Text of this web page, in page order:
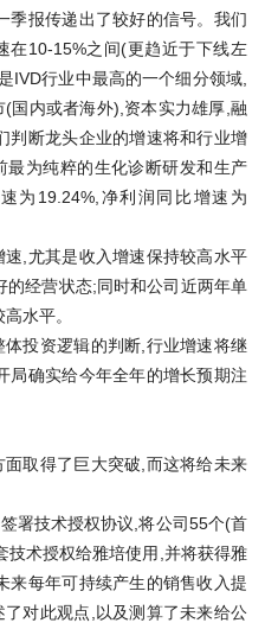
报传递出了较好的信号。我们
在10-15%之间(更趋近于下线左
IVD行业中最高的一个细分领域,
国内或者海外),资本实力雄厚,融
判断龙头企业的增速将和行业增
最为纯粹的生化诊断研发和生产
为19.24%,净利润同比增速为
,尤其是收入增速保持较高水平
经营状态;同时和公司近两年单
水平。
投资逻辑的判断,行业增速将继
局确实给今年全年的增长预期注
取得了巨大突破,而这将给未来
签署技术授权协议,将公司55个(首
技术授权给雅培使用,并将获得雅
来每年可持续产生的销售收入提
对此观点,以及测算了未来给公